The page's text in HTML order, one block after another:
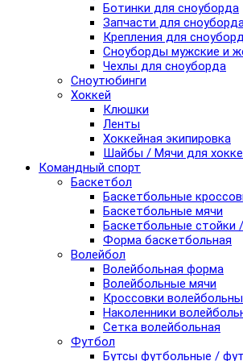
Ботинки для сноуборда
Запчасти для
Крепления для
Сноуборды мужские и
Чехлы для сноуборда
Сноутюбинги
Хоккей
Клюшки
Ленты
Хоккейная экипировка
Шайбы / Мячи для
Командный спорт
Баскетбол
Баскетбольные
Баскетбольные мячи
Баскетбольные
Форма баскетбольная
Волейбол
Волейбольная форма
Волейбольные мячи
Кроссовки
Наколенники
Сетка волейбольная
Футбол
Бутсы футбольные /